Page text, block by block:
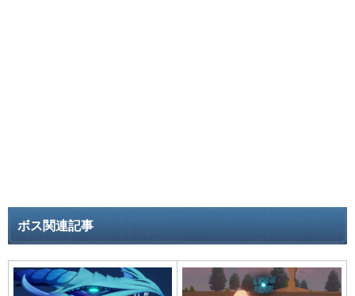
ボス関連記事